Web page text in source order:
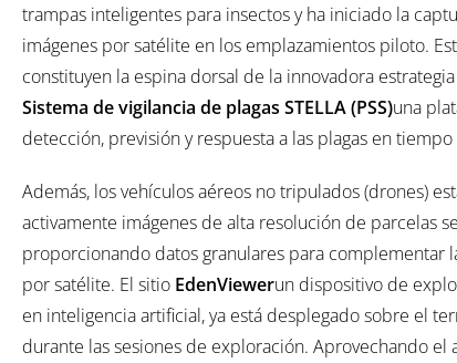
trampas inteligentes para insectos y ha iniciado la
imágenes por satélite en los emplazamientos piloto.
constituyen la espina dorsal de la innovadora
Sistema de vigilancia de plagas STELLA (PSS)una
detección, previsión y respuesta a las plagas en tiempo
Además, los vehículos aéreos no tripulados (drones)
activamente imágenes de alta resolución de parcelas
proporcionando datos granulares para complementar
por satélite. El sitio EdenViewerun dispositivo de
en inteligencia artificial, ya está desplegado sobre el
durante las sesiones de exploración. Aprovechando el